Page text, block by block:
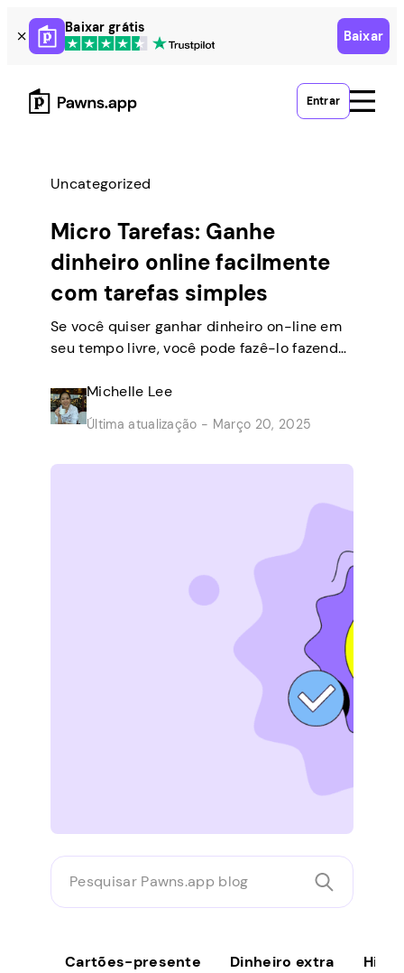
Skip
to
content
Baixar grátis
Baixar
Entrar
Uncategorized
Micro Tarefas: Ganhe
dinheiro online facilmente
com tarefas simples
Se você quiser ganhar dinheiro on-line em
seu tempo livre, você pode fazê-lo fazendo
como você que transformam empregos
rápidos do conforto de suas próprias casas
em uma renda paralela estável. As
pequenos trabalhos. Não vale a pena […]
Michelle Lee
Última atualização - Março 20, 2025
Pesquisar
Pawns.app
blog
Cartões-presente Dinheiro extra